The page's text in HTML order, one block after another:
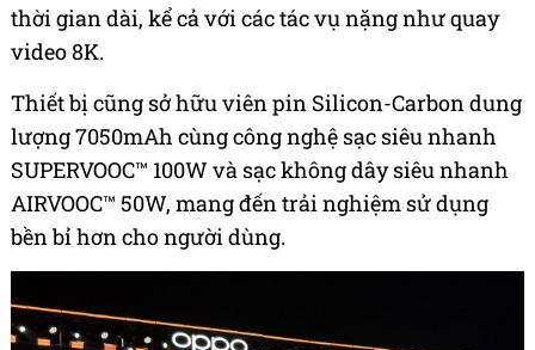
thời gian dài, kể cả với các tác vụ nặng như quay
video 8K.
Thiết bị cũng sở hữu viên pin Silicon-Carbon dung
lượng 7050mAh cùng công nghệ sạc siêu nhanh
SUPERVOOC™ 100W và sạc không dây siêu nhanh
AIRVOOC™ 50W, mang đến trải nghiệm sử dụng
bền bỉ hơn cho người dùng.